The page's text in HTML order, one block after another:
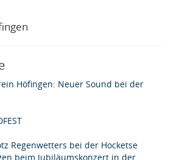
Höfingen: Neuer Sound bei der
Regenwetters bei der Hocketse
beim Jubiläumskonzert in der